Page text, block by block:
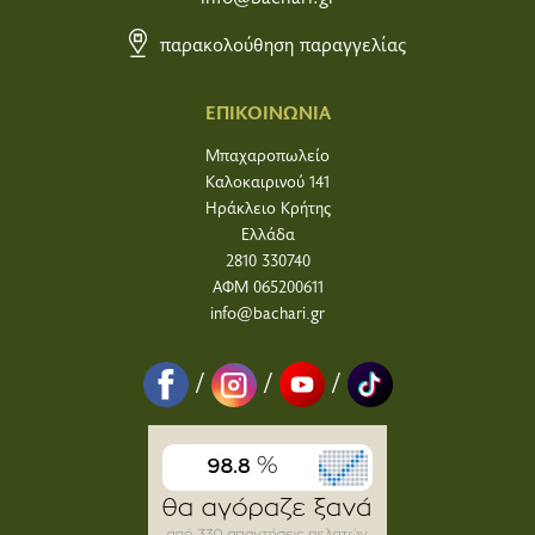
ΕΠΙΚΟΙΝΩΝΙΑ
Μπαχαροπωλείο
Καλοκαιρινού 141
Ηράκλειο Κρήτης
Ελλάδα
2810 330740
ΑΦΜ 065200611
info@bachari.gr
/ / /
παρακολούθηση παραγγελίας